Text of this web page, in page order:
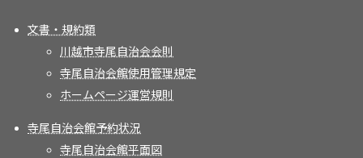
文書・規約類
川越市寺尾自治会会則
寺尾自治会館使用管理規定
ホームページ運営規則
寺尾自治会館予約状況
寺尾自治会館平面図